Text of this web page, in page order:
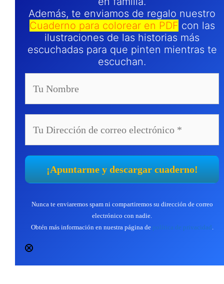
Además, te enviamos de regalo nuestro
Cuaderno para colorear en PDF con las
ilustraciones de las historias más
escuchadas para que pinten mientras te
escuchan.
Nunca te enviaremos spam ni compartiremos su dirección de correo
electrónico con nadie.
Obtén más información en nuestra página de política de privacidad.